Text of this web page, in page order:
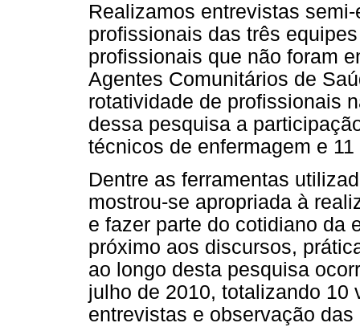
Realizamos entrevistas
profissionais das três
profissionais que não foram
Agentes Comunitários de
rotatividade de profissionais
dessa pesquisa a
técnicos de enfermagem e
Dentre as ferramentas
mostrou-se apropriada à
e fazer parte do cotidiano da
próximo aos discursos,
ao longo desta pesquisa
julho de 2010, totalizando
entrevistas e observação